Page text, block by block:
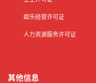
娱乐经营许可证
人力资源服务许可证
其他信息